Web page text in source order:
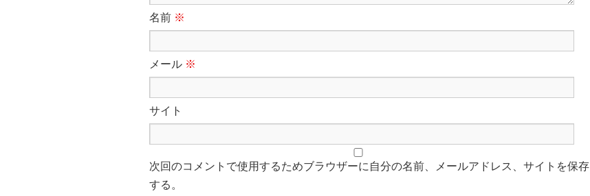
名前 ※
メール ※
サイト
次回のコメントで使用するためブラウザーに自分の名前、メールアドレス、サイトを保存
する。